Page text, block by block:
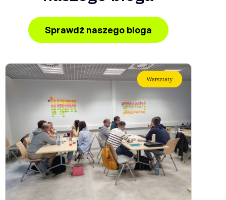
Sprawdź naszego bloga
Warsztaty